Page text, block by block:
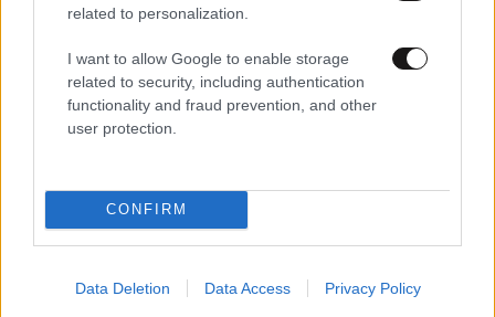
related to personalization.
I want to allow Google to enable storage
related to security, including authentication
functionality and fraud prevention, and other
user protection.
CONFIRM
Data Deletion Data Access Privacy Policy